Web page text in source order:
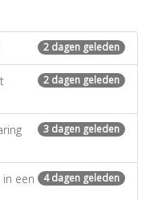
2 dagen geleden
2 dagen geleden
3 dagen geleden
4 dagen geleden
een